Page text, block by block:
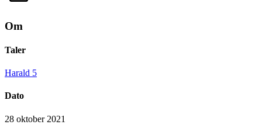
Om
Taler
Harald 5
Dato
28 oktober 2021